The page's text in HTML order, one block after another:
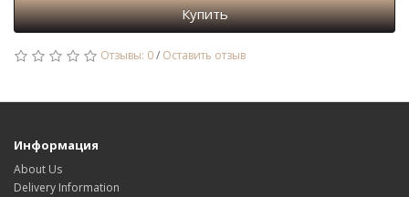
Купить
Отзывы: 0/ Оставить отзыв
Информация
About Us
Delivery Information